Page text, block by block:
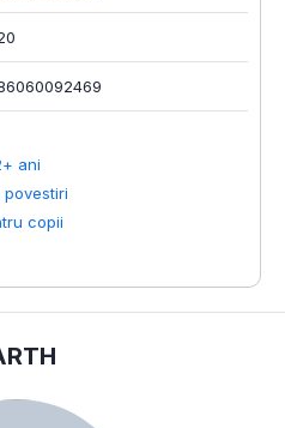
ani
povestiri
copii